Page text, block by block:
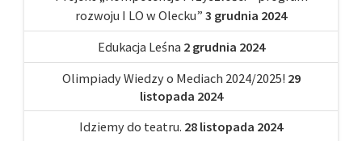
rozwoju I LO w Olecku” 3 grudnia 2024
Edukacja Leśna 2 grudnia 2024
Olimpiady Wiedzy o Mediach 2024/2025! 29
listopada 2024
Idziemy do teatru. 28 listopada 2024